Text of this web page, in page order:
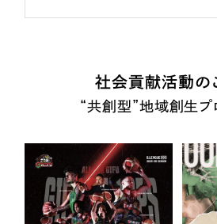
社会貢献活動の
“共創型”地域創生プ